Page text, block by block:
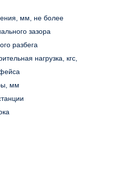
мм, не более
зазора
разбега
нагрузка, кгс,
мм